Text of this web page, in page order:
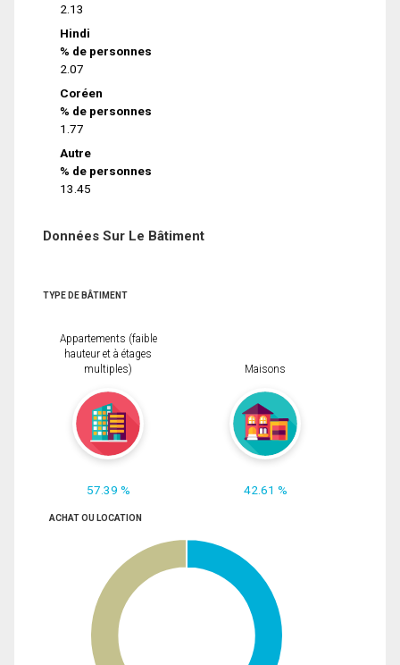
2.13
Hindi
% de personnes
2.07
Coréen
% de personnes
1.77
Autre
% de personnes
13.45
Données Sur Le Bâtiment
TYPE DE BÂTIMENT
Appartements (faible
hauteur et à étages
multiples)
57.39 %
Maisons
42.61 %
ACHAT OU LOCATION